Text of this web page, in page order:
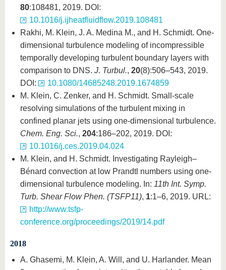
80:108481, 2019. DOI:
10.1016/j.ijheatfluidflow.2019.108481
Rakhi, M. Klein, J. A. Medina M., and H. Schmidt. One-
dimensional turbulence modeling of incompressible
temporally developing turbulent boundary layers with
comparison to DNS. J. Turbul., 20(8):506–543, 2019.
DOI:
10.1080/14685248.2019.1674859
M. Klein, C. Zenker, and H. Schmidt. Small-scale
resolving simulations of the turbulent mixing in
confined planar jets using one-dimensional turbulence.
Chem. Eng. Sci., 204:186–202, 2019. DOI:
10.1016/j.ces.2019.04.024
M. Klein, and H. Schmidt. Investigating Rayleigh–
Bénard convection at low Prandtl numbers using one-
dimensional turbulence modeling. In: 11th Int. Symp.
Turb. Shear Flow Phen. (TSFP11), 1:1–6, 2019. URL:
http://www.tsfp-
conference.org/proceedings/2019/14.pdf
2018
A. Ghasemi, M. Klein, A. Will, and U. Harlander. Mean